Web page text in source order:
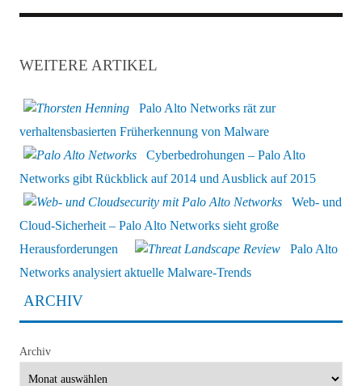
WEITERE ARTIKEL
Palo Alto Networks rät zur
verhaltensbasierten Früherkennung von Malware
Cyberbedrohungen – Palo Alto
Networks gibt Rückblick auf 2014 und Ausblick auf 2015
Web- und
Cloud-Sicherheit – Palo Alto Networks sieht große
Herausforderungen
Palo Alto
Networks analysiert aktuelle Malware-Trends
ARCHIV
Archiv